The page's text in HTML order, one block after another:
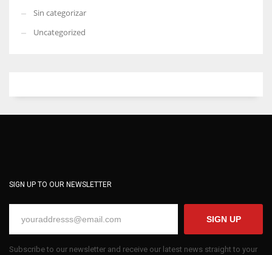
Sin categorizar
Uncategorized
SIGN UP TO OUR NEWSLETTER
SIGN UP
Subscribe to our newsletter and receive our latest news straight to your